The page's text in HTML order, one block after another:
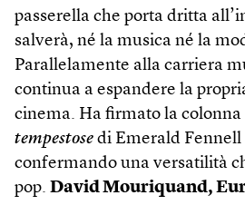
passerella che porta dritta
salverà, né la musica né la
Parallelamente alla carriera
continua a espandere la
cinema. Ha firmato la colonna
tempestose di Emerald Fennell
confermando una versatilità
pop. David Mouriquand,